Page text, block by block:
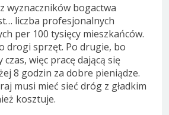
wyznaczników bogactwa
liczba profesjonalnych
per 100 tysięcy mieszkańców.
drogi sprzęt. Po drugie, bo
więc pracę dającą się
8 godzin za dobre pieniądze.
musi mieć sieć dróg z gładkim
kosztuje.